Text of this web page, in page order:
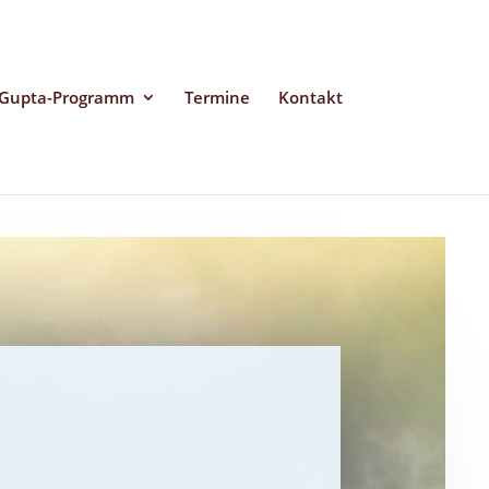
Programm Termine Kontakt